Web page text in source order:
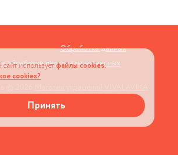
Обработка данных
обработки персональных данных
используетфайлы cookies.
cookies?
Принять